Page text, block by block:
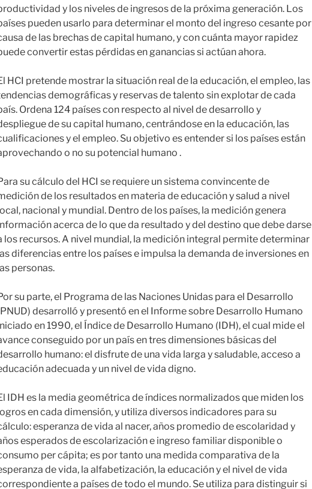
y los niveles de ingresos de la próxima generación. Los
pueden usarlo para determinar el monto del ingreso cesante por
de las brechas de capital humano, y con cuánta mayor rapidez
convertir estas pérdidas en ganancias si actúan ahora.
HCI pretende mostrar la situación real de la educación, el empleo, las
demográficas y reservas de talento sin explotar de cada
Ordena 124 países con respecto al nivel de desarrollo y
de su capital humano, centrándose en la educación, las
y el empleo. Su objetivo es entender si los países están
o no su potencial humano .
su cálculo del HCI se requiere un sistema convincente de
de los resultados en materia de educación y salud a nivel
nacional y mundial. Dentro de los países, la medición genera
acerca de lo que da resultado y del destino que debe darse
los recursos. A nivel mundial, la medición integral permite determinar
diferencias entre los países e impulsa la demanda de inversiones en
personas.
su parte, el Programa de las Naciones Unidas para el Desarrollo
desarrolló y presentó en el Informe sobre Desarrollo Humano
en 1990, el Índice de Desarrollo Humano (IDH), el cual mide el
conseguido por un país en tres dimensiones básicas del
humano: el disfrute de una vida larga y saludable, acceso a
adecuada y un nivel de vida digno.
IDH es la media geométrica de índices normalizados que miden los
en cada dimensión, y utiliza diversos indicadores para su
esperanza de vida al nacer, años promedio de escolaridad y
esperados de escolarización e ingreso familiar disponible o
per cápita; es por tanto una medida comparativa de la
de vida, la alfabetización, la educación y el nivel de vida
a países de todo el mundo. Se utiliza para distinguir si